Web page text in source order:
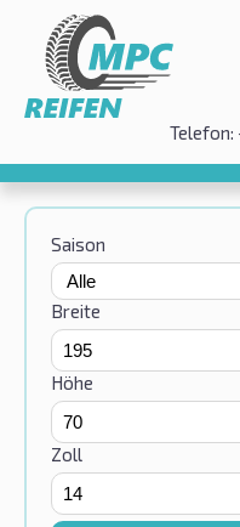
Telefon:
Saison
Breite
Höhe
Zoll